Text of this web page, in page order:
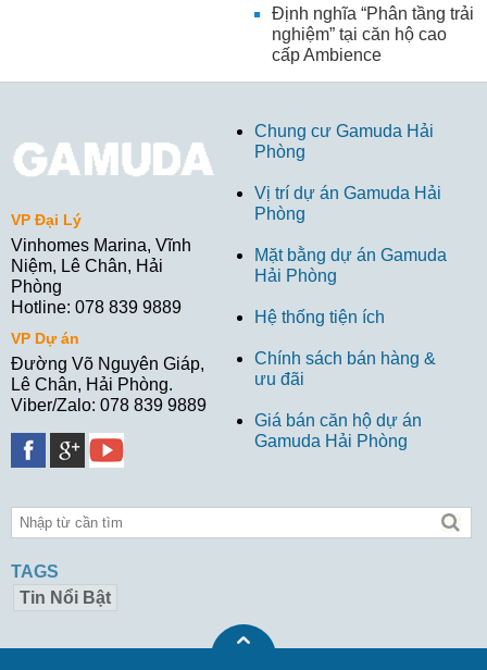
Định nghĩa “Phân tầng trải
nghiệm” tại căn hộ cao
cấp Ambience
VP Đại Lý
Vinhomes Marina, Vĩnh
Niệm, Lê Chân, Hải
Phòng
Hotline: 078 839 9889
VP Dự án
Đường Võ Nguyên Giáp,
Lê Chân, Hải Phòng.
Viber/Zalo: 078 839 9889
Chung cư Gamuda Hải
Phòng
Vị trí dự án Gamuda Hải
Phòng
Mặt bằng dự án Gamuda
Hải Phòng
Hệ thống tiện ích
Chính sách bán hàng &
ưu đãi
Giá bán căn hộ dự án
Gamuda Hải Phòng
TAGS
Tin Nổi Bật